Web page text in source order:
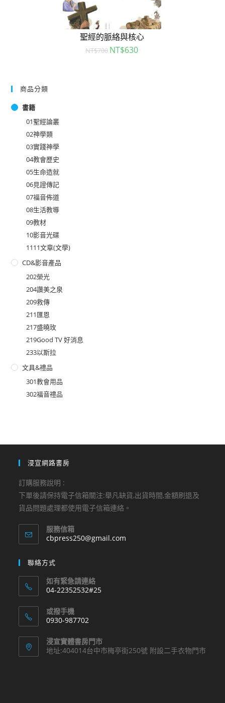
聖經的脈絡與核心
NT$700 NT$630
商品分類
書籍
01聖經論叢
02神學類
03實踐神學
04教會歷史
05生命造就
06見證傳記
07福音佈道
08生活教導
09教材
10影音光碟
1111文章(文學)
CD&影音產品
202榮光
204讚美之泉
209救傳
211匯恩
217盛曉玫
219Good TV 好消息
233以斯拉
文具&禮品
301教會用品
302福音禮品
浸宣網路書房
訂購服務說明 :
下單後請保持電子信箱關注:舉凡缺貨,出貨時間,金額刷退及
貨品問題處理都使用電子信箱連絡。
服務信箱
cbpress250@gmail.com
聯絡方式
如有緊急請連絡
04-22352532#25
in
your
application
或撥手機
0930-987702
in
your
浸宣實體書房門市
地址:404014台中市梅亭街250號 附設二手衣物門市